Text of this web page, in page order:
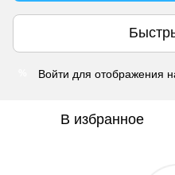
Войти для отображения
В избранное